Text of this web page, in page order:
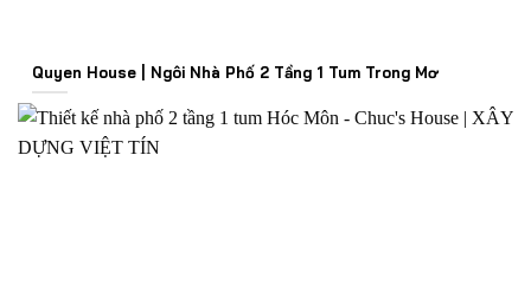
Quyen House | Ngôi Nhà Phố 2 Tầng 1 Tum Trong Mơ